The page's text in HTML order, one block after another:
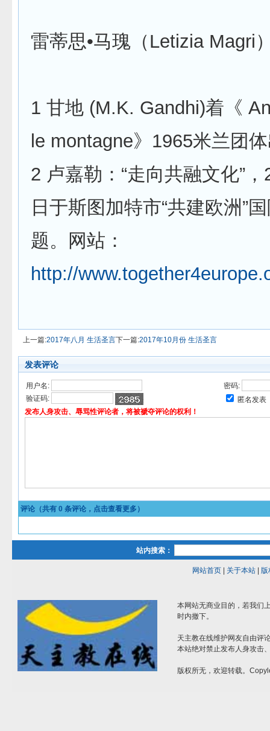
雷蒂思•马瑰（Letizia Magri
1 甘地 (M.K. Gandhi)着《
le montagne》1965米兰团
2 卢嘉勒：“走向共融文化”
日于斯图加特市“共建欧洲”
题。网站：
http://
上一篇:2017年八月 生活圣言下一篇:2017年10月份 生活圣言
发表评论
用户名:
密码:
验证码:
匿名发表
发布人身攻击、辱骂性评论者，将被褫夺评论的权利！
评论（共有 0 条评论，点击查看更多）
站内搜索：
网站首页| 关于本站| 版
本网站无商业目的，若我们
时内撤下。
天主教在线维护网友自由评
本站绝对禁止发布人身攻击
版权所无，欢迎转载。